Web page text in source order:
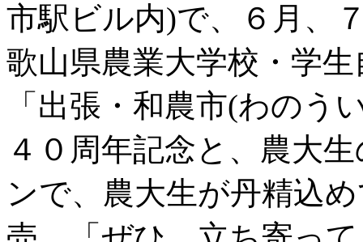
市駅ビル内)で、６月、
歌山県農業大学校・学
「出張・和農市(わのう
４０周年記念と、農大
ンで、農大生が丹精込